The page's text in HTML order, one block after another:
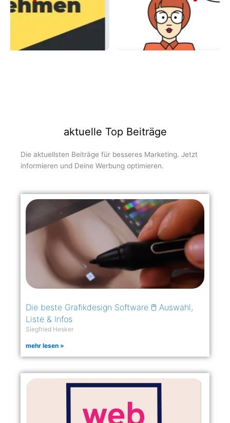
aktuelle Top Beiträge
Die aktuellsten Beiträge für besseres Marketing. Jetzt
informieren und Deine Werbung optimieren.
Die beste Grafikdesign Software 🖱️ Auswahl,
Liste & Infos
Siegfried Hesker
mehr lesen »